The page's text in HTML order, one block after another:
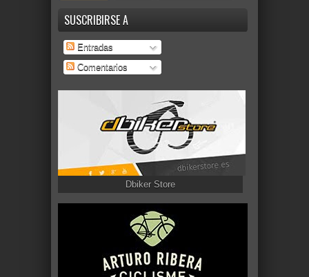
SUSCRIBIRSE A
Entradas
Comentarios
Dbiker Store